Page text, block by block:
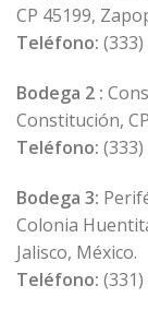
CP 45199,
Teléfono: (333)
Bodega 2 :
Constitución,
Teléfono:
Bodega 3:
Colonia
Jalisco, México.
Teléfono: (331)